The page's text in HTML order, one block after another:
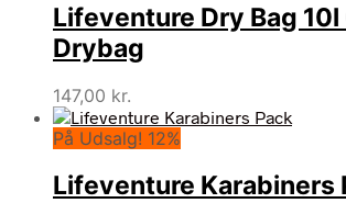
Lifeventure Dry Bag 10l
Drybag
147,00 kr.
På Udsalg! 12%
Lifeventure Karabiners